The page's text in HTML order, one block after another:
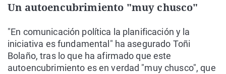
Un autoencubrimiento "muy chusco"
"En comunicación política la planificación y la
iniciativa es fundamental" ha asegurado Toñi
Bolaño, tras lo que ha afirmado que este
autoencubrimiento es en verdad "muy chusco", que